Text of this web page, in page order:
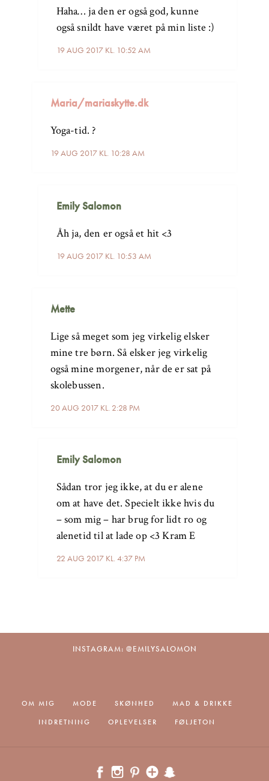
19 AUG 2017 KL. 10:52 AM
Haha… ja den er også god, kunne
også snildt have været på min liste :)
Maria/mariaskytte.dk
19 AUG 2017 KL. 10:28 AM
Yoga-tid. ?
Emily Salomon
19 AUG 2017 KL. 10:53 AM
Åh ja, den er også et hit <3
Mette
20 AUG 2017 KL. 2:28 PM
Lige så meget som jeg virkelig elsker
mine tre børn. Så elsker jeg virkelig
også mine morgener, når de er sat på
skolebussen.
Emily Salomon
22 AUG 2017 KL. 4:37 PM
Sådan tror jeg ikke, at du er alene
om at have det. Specielt ikke hvis du
– som mig – har brug for lidt ro og
alenetid til at lade op <3 Kram E
INSTAGRAM: @EMILYSALOMON
OM MIG MODE SKØNHED
MAD & DRIKKE
INDRETNING
OPLEVELSER FØLJETON